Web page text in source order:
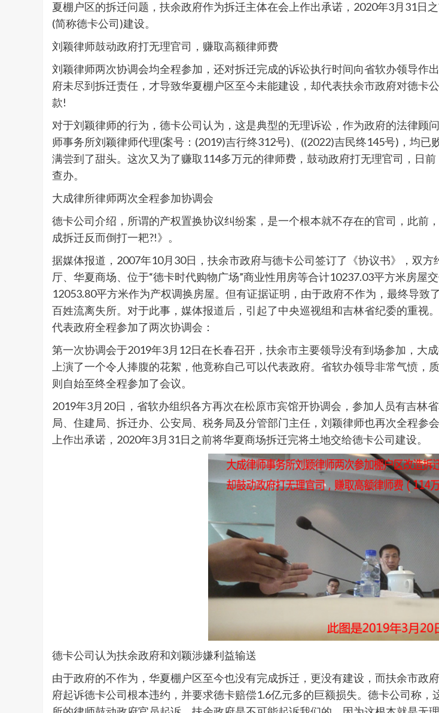
夏棚户区的拆迁问题，扶余政府作为拆迁主体在会上作出承诺，2020年3月31日
(简称德卡公司)建设。
刘颖律师鼓动政府打无理官司，赚取高额律师费
刘颖律师两次协调会均全程参加，还对拆迁完成的诉讼执行时间向省软办领导作
府未尽到拆迁责任，才导致华夏棚户区至今未能建设，却代表扶余市政府对德
款!
对于刘颖律师的行为，德卡公司认为，这是典型的无理诉讼，作为政府的法律顾
师事务所刘颖律师代理(案号：(2019)吉行终312号)、((2022)吉民终145号)，均
满尝到了甜头。这次又为了赚取114多万元的律师费，鼓动政府打无理官司，日
查办。
大成律所律师两次全程参加协调会
德卡公司介绍，所谓的产权置换协议纠纷案，是一个根本就不存在的官司，此前
成拆迁反而倒打一耙?!》。
据媒体报道，2007年10月30日，扶余市政府与德卡公司签订了《协议书》，双
厅、华夏商场、位于“德卡时代购物广场”商业性用房等合计10237.03平方米房
12053.80平方米作为产权调换房屋。但有证据证明，由于政府不作为，最终导
百姓流离失所。对于此事，媒体报道后，引起了中央巡视组和吉林省纪委的重视
代表政府全程参加了两次协调会：
第一次协调会于2019年3月12日在长春召开，扶余市主要领导没有到场参加，大
上演了一个令人捧腹的花絮，他竟称自己可以代表政府。省软办领导非常气愤
则自始至终全程参加了会议。
2019年3月20日，省软办组织各方再次在松原市宾馆开协调会，参加人员有吉林
局、住建局、拆迁办、公安局、税务局及分管部门主任，刘颖律师也再次全程
上作出承诺，2020年3月31日之前将华夏商场拆迁完将土地交给德卡公司建设。
德卡公司认为扶余政府和刘颖涉嫌利益输送
由于政府的不作为，华夏棚户区至今也没有完成拆迁，更没有建设，而扶余市政
府起诉德卡公司根本违约，并要求德卡赔偿1.6亿元多的巨额损失。德卡公司称